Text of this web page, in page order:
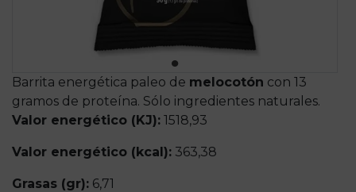
Barrita energética paleo de melocotón con 13
gramos de proteína. Sólo ingredientes naturales.
Valor energético (KJ): 1518,93
Valor energético (kcal): 363,38
Grasas (gr): 6,71